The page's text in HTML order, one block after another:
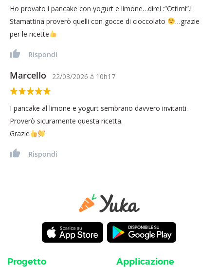
Ho provato i pancake con yogurt e limone…direi :”Ottimi”.!
Stamattina proverò quelli con gocce di cioccolato
…grazie
per le ricette
Rispondi
Marcello 22/03/2026 à 10h17
I pancake al limone e yogurt sembrano davvero invitanti.
Proverò sicuramente questa ricetta.
Grazie
Rispondi
Progetto Applicazione